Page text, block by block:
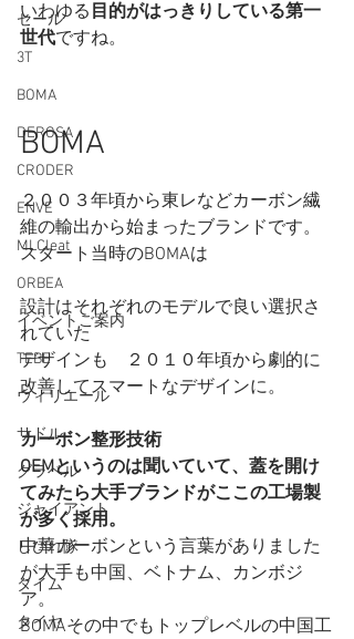
セール
3T
BOMA
DEROSA
CRODER
ENVE
MLCleat
ORBEA
イベントご案内
TEBE
ウィリエール
サドル
グラベル
ジャイアント
しびれ隊
タイム
タイヤ
いわゆる 目的がはっきりしている第一
世代ですね。
BOMA
２００３年頃から東レなどカーボン繊
維の輸出から始まったブランドです。
スタート当時のBOMAは
設計はそれぞれのモデルで良い選択さ
れていた
デザインも　２０１０年頃から劇的に
改善してスマートなデザインに。
カーボン整形技術
OEMというのは聞いていて、蓋を開け
てみたら大手ブランドがここの工場製
が多く採用。
中華カーボンという言葉がありました
が大手も中国、ベトナム、カンボジ
ア。
BOMAその中でもトップレベルの中国工